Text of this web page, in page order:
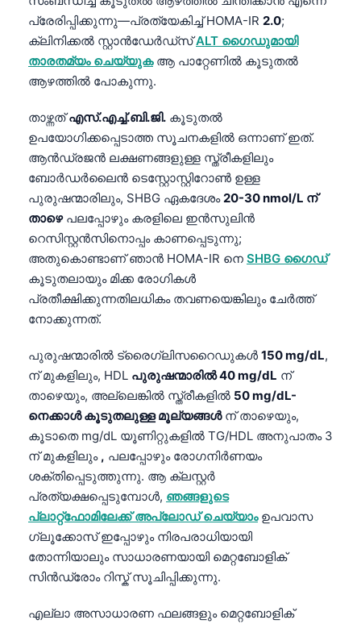
പ്രേരിപ്പിക്കുന്നു—പ്രത്യേകിച്ച് HOMA-IR 2.0;
ക്ലിനിക്കൽ സ്റ്റാൻഡേർഡ്സ്ALT ഗൈഡുമായി
താരതമ്യം ചെയ്യുകആ പാറ്റേണിൽ കൂടുതൽ
ആഴത്തിൽ പോകുന്നു.
താഴ്ന്നത്എസ്.എച്ച്.ബി.ജി. കൂടുതൽ
ഉപയോഗിക്കപ്പെടാത്ത സൂചനകളിൽ ഒന്നാണ് ഇത്.
ആൻഡ്രജൻ ലക്ഷണങ്ങളുള്ള സ്ത്രീകളിലും
ബോർഡർലൈൻ ടെസ്റ്റോസ്റ്റിറോൺ ഉള്ള
പുരുഷന്മാരിലും, SHBG ഏകദേശം 20-30 nmol/L ന്
താഴെപലപ്പോഴും കരളിലെ ഇൻസുലിൻ
റെസിസ്റ്റൻസിനൊപ്പം കാണപ്പെടുന്നു;
അതുകൊണ്ടാണ് ഞാൻ HOMA-IR നെ SHBG ഗൈഡ്
കൂടുതലായും മിക്ക രോഗികൾ
പ്രതീക്ഷിക്കുന്നതിലധികം തവണയെങ്കിലും ചേർത്ത്
നോക്കുന്നത്.
പുരുഷന്മാരിൽ ട്രൈഗ്ലിസറൈഡുകൾ 150 mg/dL,
ന് മുകളിലും, HDL പുരുഷന്മാരിൽ 40 mg/dL ന്
താഴെയും, അല്ലെങ്കിൽ സ്ത്രീകളിൽ 50 mg/dL-
നെക്കാൾ കൂടുതലുള്ള മൂല്യങ്ങൾന് താഴെയും,
കൂടാതെ mg/dL യൂണിറ്റുകളിൽ TG/HDL അനുപാതം 3
ന് മുകളിലും , പലപ്പോഴും രോഗനിർണയം
ശക്തിപ്പെടുത്തുന്നു. ആ ക്ലസ്റ്റർ
പ്രത്യക്ഷപ്പെടുമ്പോൾ, ഞങ്ങളുടെ
പ്ലാറ്റ്‌ഫോമിലേക്ക് അപ്‌ലോഡ് ചെയ്യാംഉപവാസ
ഗ്ലൂക്കോസ് ഇപ്പോഴും നിരപരാധിയായി
തോന്നിയാലും സാധാരണയായി മെറ്റബോളിക്
സിന്‍ഡ്രോം റിസ്ക് സൂചിപ്പിക്കുന്നു.
എല്ലാ അസാധാരണ ഫലങ്ങളും മെറ്റബോളിക്
Հայերեն
Íslenska
Српски језик
Svenska
Bosanski
Azərbaycan dili
Eesti
日本語
Čeština
ქართული
Русский
Lietuvių kalba
Polski
한국어
Slovenščina
Magyar
Shqip
বাংলা
اردو
తెలుగు
தமிழ்
ગુજરાતી